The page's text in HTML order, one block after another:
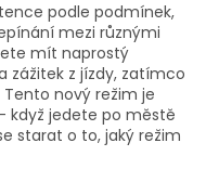
podle podmínek,
mezi různými
mít naprostý
zážitek z jízdy, zatímco
nový režim je
když jedete po městě
starat o to, jaký režim